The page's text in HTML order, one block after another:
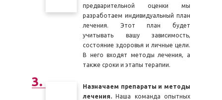
предварительной оценки мы
разработаем индивидуальный план
лечения. Этот план будет
учитывать вашу зависимость,
состояние здоровья и личные цели.
В него входят методы лечения, а
также сроки и этапы терапии.
Назначаем препараты и методы
лечения. Наша команда опытных